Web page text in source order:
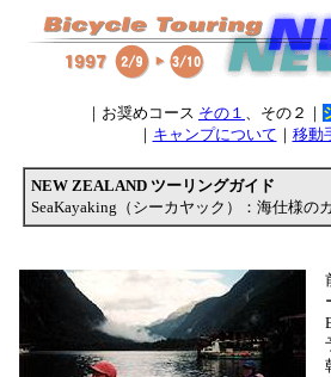
｜お奨めコース その１ 、その２｜
｜ キャンプについて ｜ 移動
NEW ZEALAND ツーリングガイド
SeaKayaking（シーカヤック）：海仕様の